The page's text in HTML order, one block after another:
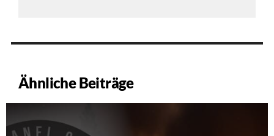
Ähnliche Beiträge